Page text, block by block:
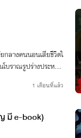
กลางคนนอนเสียชีวิตใ
บราณรูปร่างประหลา
นด้วยมือเปล่านะครั
1 เดือนที่แล้ว
มี e-book)